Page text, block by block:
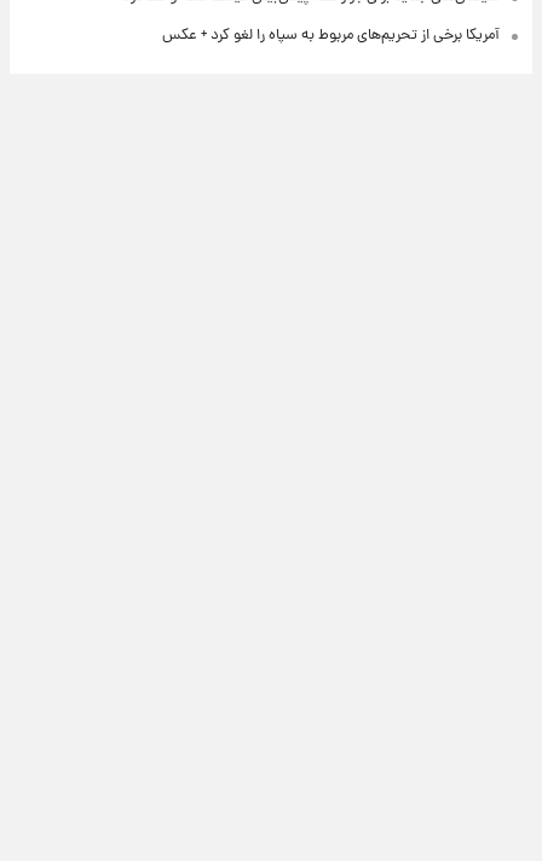
آمریکا برخی از تحریم‌های مربوط به سپاه را لغو کرد + عکس